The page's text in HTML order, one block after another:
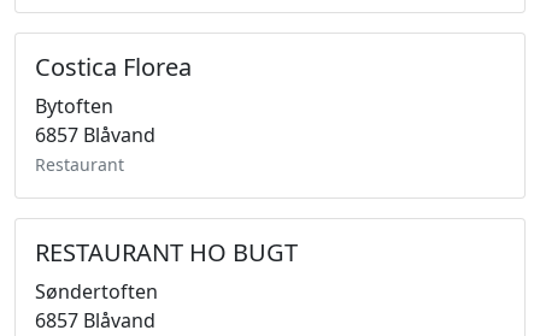
Costica Florea
Bytoften
6857 Blåvand
Restaurant
RESTAURANT HO BUGT
Søndertoften
6857 Blåvand